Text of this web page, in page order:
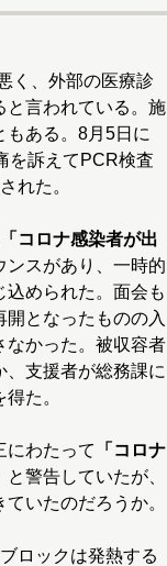
く、外部の医療診
と言われている。施
もある。8月5日に
を訴えてPCR検査
れた。
「コロナ感染者が出
ンスがあり、一時的
込められた。面会も
となったものの入
なかった。被収容者
支援者が総務課に
た。
わたって
「コロナ
と警告していたが、
いたのだろうか。
ロックは発熱する